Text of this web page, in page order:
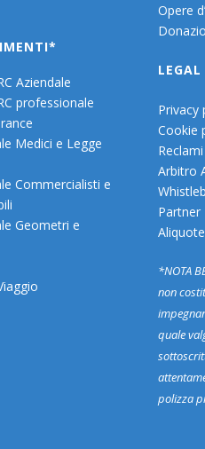
Aziendale
professionale
Medici e Legge
Commercialisti e
Geometri e
Opere
Privacy
Cookie
Reclami
Arbitro
Partner
*NOTA
non
quale
polizza